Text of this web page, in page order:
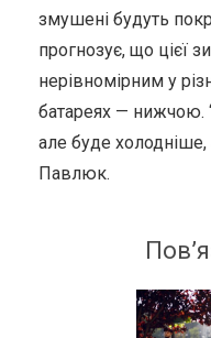
змушені будуть
прогнозує, що цієї
нерівномірним у
батареях — нижчою.
але буде холодніше,
Павлюк.